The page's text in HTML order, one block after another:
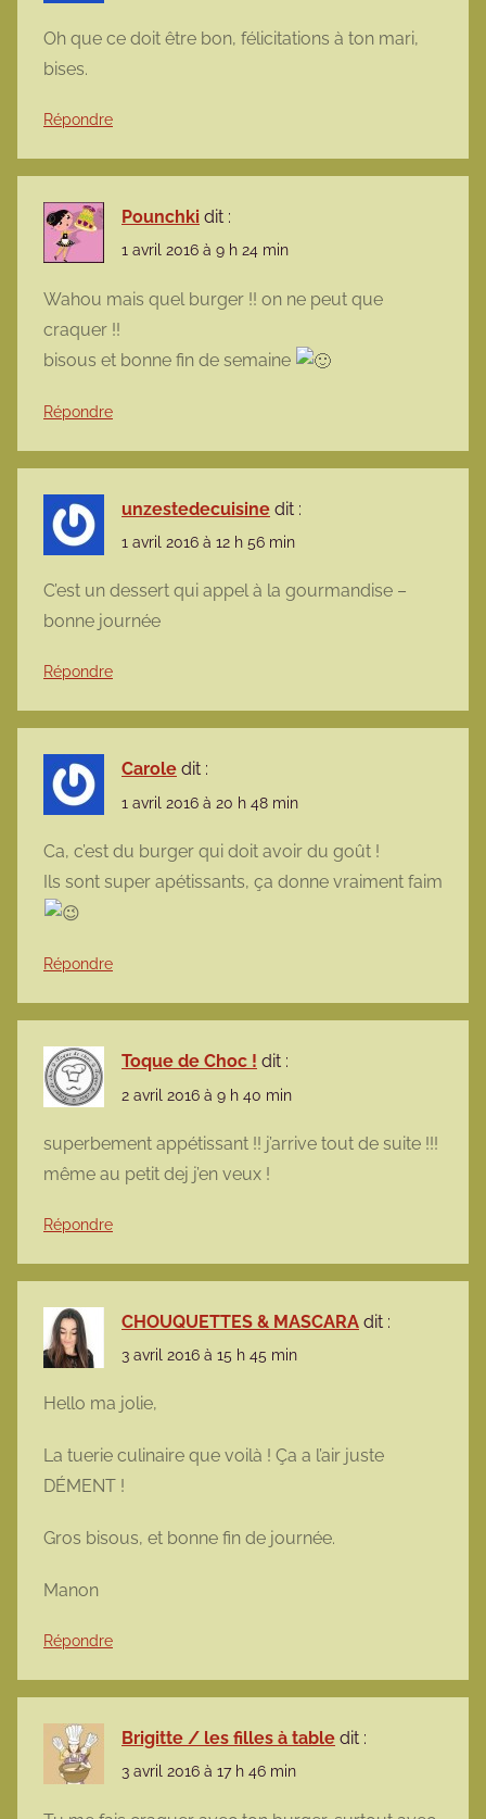
Oh que ce doit être bon, félicitations à ton mari,
bises.
Répondre
Pounchki dit :
1 avril 2016 à 9 h 24 min
Wahou mais quel burger !! on ne peut que
craquer !!
bisous et bonne fin de semaine
Répondre
unzestedecuisine dit :
1 avril 2016 à 12 h 56 min
C’est un dessert qui appel à la gourmandise –
bonne journée
Répondre
Carole dit :
1 avril 2016 à 20 h 48 min
Ca, c’est du burger qui doit avoir du goût !
Ils sont super apétissants, ça donne vraiment faim
Répondre
Toque de Choc ! dit :
2 avril 2016 à 9 h 40 min
superbement appétissant !! j’arrive tout de suite !!!
même au petit dej j’en veux !
Répondre
CHOUQUETTES & MASCARA dit :
3 avril 2016 à 15 h 45 min
Hello ma jolie,
La tuerie culinaire que voilà ! Ça a l’air juste
DÉMENT !
Gros bisous, et bonne fin de journée.
Manon
Répondre
Brigitte / les filles à table dit :
3 avril 2016 à 17 h 46 min